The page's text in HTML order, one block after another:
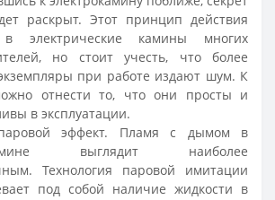
раскрыт. Этот принцип действия
электрические камины многих
но стоит учесть, что более
при работе издают шум. К
отнести то, что они просты и
в эксплуатации.
эффект. Пламя с дымом в
выглядит наиболее
Технология паровой имитации
под собой наличие жидкости в